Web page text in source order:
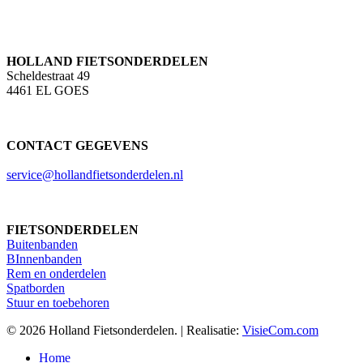
HOLLAND FIETSONDERDELEN
Scheldestraat 49
4461 EL GOES
CONTACT GEGEVENS
service@hollandfietsonderdelen.nl
FIETSONDERDELEN
Buitenbanden
BInnenbanden
Rem en onderdelen
Spatborden
Stuur en toebehoren
© 2026 Holland Fietsonderdelen. | Realisatie: VisieCom.com
Close
Home